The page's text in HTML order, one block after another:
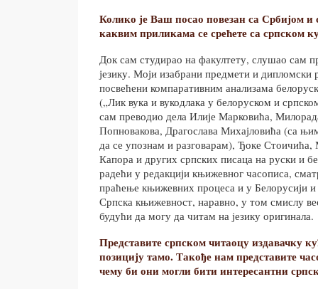
Колико је Ваш посао повезан са Србијом
каквим приликама се срећете са српском
Док сам студирао на факултету, слушао сам
језику. Моји изабрани предмети и дипломски
посвећени компаративним анализама
(„Лик вука и вукодлака у белоруском и
сам преводио дела Илије Марковића,
Попновакова, Драгослава Михајловића (са
да се упознам и разговарам), Ђоке
Капора и других српских писаца на руски и
радећи у редакцији књижевног часописа,
праћење књижевних процеса и у Белорусији
Српска књижевност, наравно, у том смислу
будући да могу да читам на језику оригинала.
Представите српском читаоцу издавачку
позицију тамо. Такође нам представите
чему би они могли бити интересантни